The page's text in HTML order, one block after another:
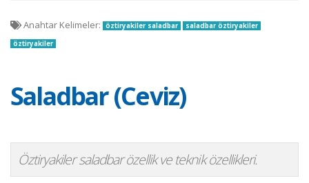
Saladbar (Ceviz)
Öztiryakiler saladbar özellik ve teknik özellikleri.
Anahtar Kelimeler: öztiryakiler saladbar
saladbar öztiryakiler
öztiryakiler